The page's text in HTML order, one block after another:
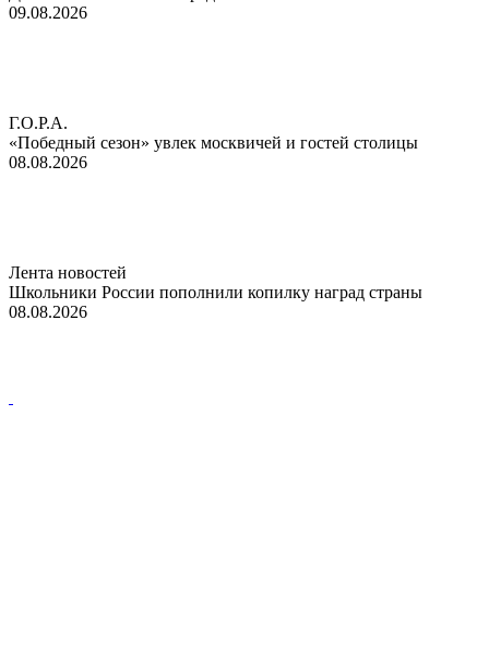
09.08.2026
Г.О.Р.А.
«Победный сезон» увлек москвичей и гостей столицы
08.08.2026
Лента новостей
Школьники России пополнили копилку наград страны
08.08.2026